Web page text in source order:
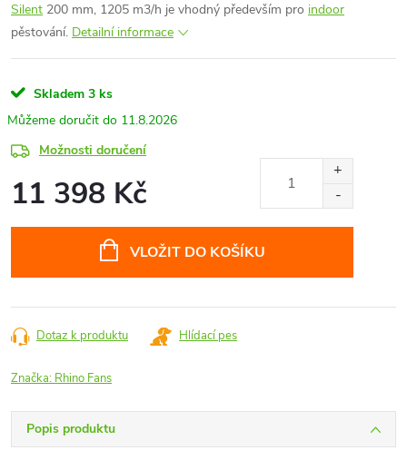
Silent 200 mm, 1205 m3/h je vhodný především pro indoor
pěstování. Detailní informace
Skladem 3 ks
11.8.2026
Možnosti doručení
11 398 Kč
VLOŽIT DO KOŠÍKU
Dotaz k produktu Hlídací pes
Značka: Rhino Fans
Popis produktu